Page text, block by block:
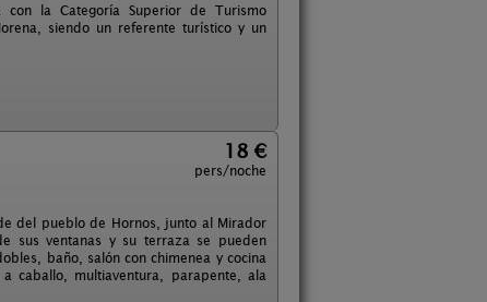
con la Categoría Superior de Turismo
siendo un referente turístico y un
18 €
pers/noche
del pueblo de Hornos, junto al Mirador
sus ventanas y su terraza se pueden
baño, salón con chimenea y cocina
caballo, multiaventura, parapente, ala